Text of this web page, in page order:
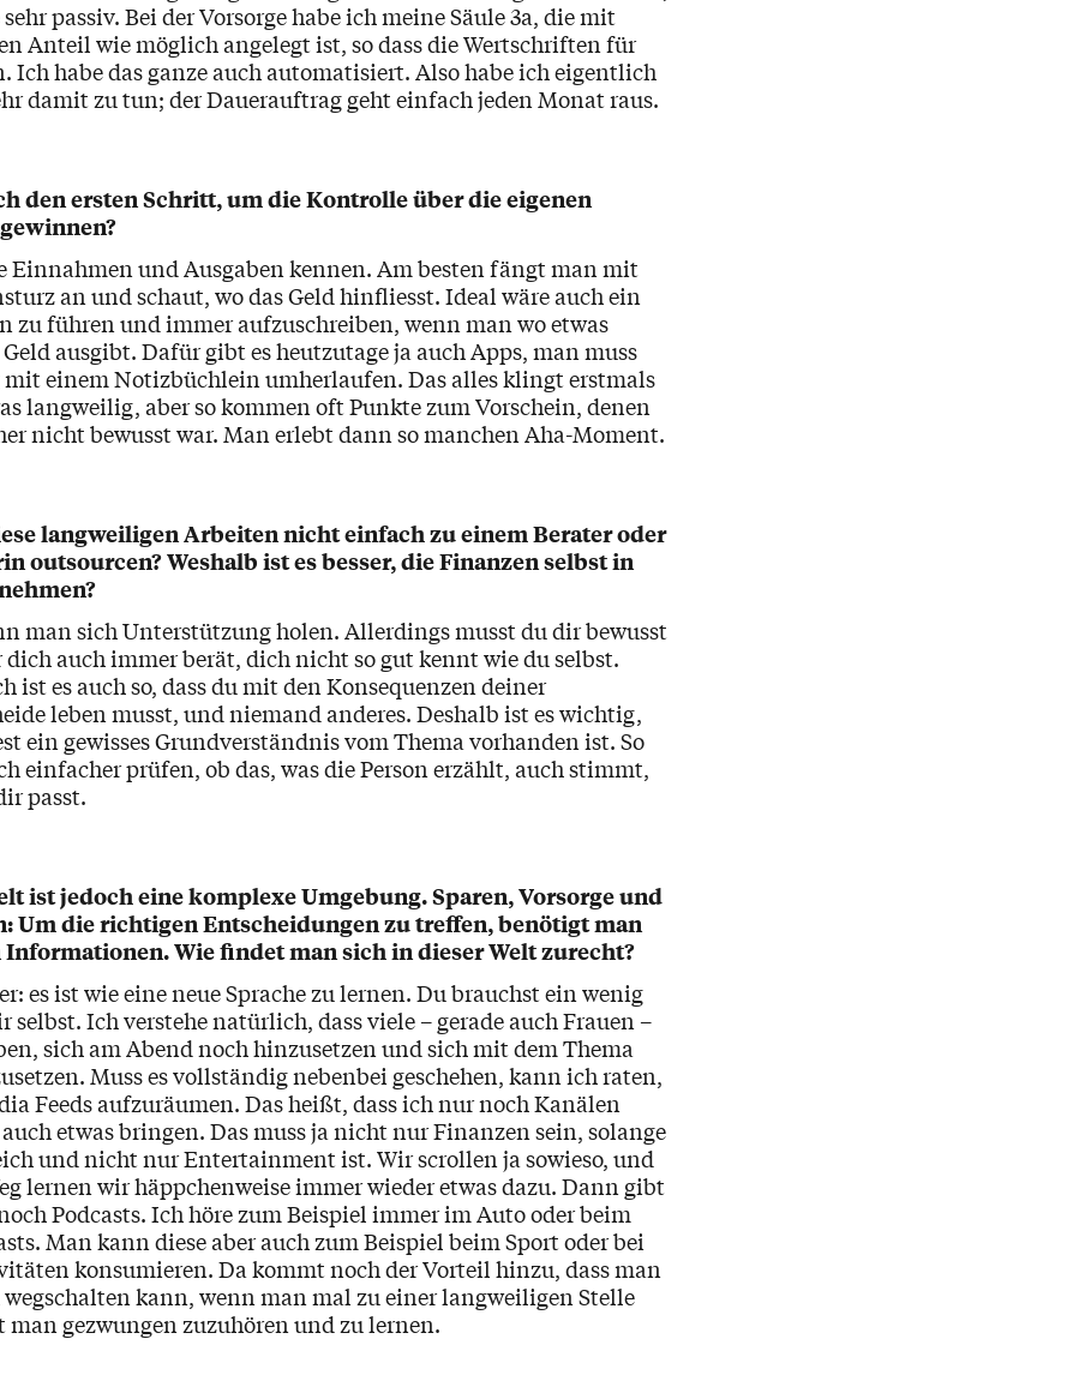
passiv. Bei der Vorsorge habe ich meine Säule 3a, die mit
Anteil wie möglich angelegt ist, so dass die Wertschriften für
Ich habe das ganze auch automatisiert. Also habe ich eigentlich
damit zu tun; der Dauerauftrag geht einfach jeden Monat raus.
den ersten Schritt, um die Kontrolle über die eigenen
Einnahmen und Ausgaben kennen. Am besten fängt man mit
an und schaut, wo das Geld hinfliesst. Ideal wäre auch ein
zu führen und immer aufzuschreiben, wenn man wo etwas
ausgibt. Dafür gibt es heutzutage ja auch Apps, man muss
einem Notizbüchlein umherlaufen. Das alles klingt erstmals
langweilig, aber so kommen oft Punkte zum Vorschein, denen
nicht bewusst war. Man erlebt dann so manchen Aha-Moment.
langweiligen Arbeiten nicht einfach zu einem Berater oder
outsourcen? Weshalb ist es besser, die Finanzen selbst in
man sich Unterstützung holen. Allerdings musst du dir bewusst
dich auch immer berät, dich nicht so gut kennt wie du selbst.
ist es auch so, dass du mit den Konsequenzen deiner
leben musst, und niemand anderes. Deshalb ist es wichtig,
ein gewisses Grundverständnis vom Thema vorhanden ist. So
einfacher prüfen, ob das, was die Person erzählt, auch stimmt,
passt.
ist jedoch eine komplexe Umgebung. Sparen, Vorsorge und
Um die richtigen Entscheidungen zu treffen, benötigt man
Wie findet man sich in dieser Welt zurecht?
es ist wie eine neue Sprache zu lernen. Du brauchst ein wenig
selbst. Ich verstehe natürlich, dass viele – gerade auch Frauen –
sich am Abend noch hinzusetzen und sich mit dem Thema
Muss es vollständig nebenbei geschehen, kann ich raten,
Feeds aufzuräumen. Das heißt, dass ich nur noch Kanälen
etwas bringen. Das muss ja nicht nur Finanzen sein, solange
und nicht nur Entertainment ist. Wir scrollen ja sowieso, und
lernen wir häppchenweise immer wieder etwas dazu. Dann gibt
Podcasts. Ich höre zum Beispiel immer im Auto oder beim
Man kann diese aber auch zum Beispiel beim Sport oder bei
konsumieren. Da kommt noch der Vorteil hinzu, dass man
kann, wenn man mal zu einer langweiligen Stelle
man gezwungen zuzuhören und zu lernen.